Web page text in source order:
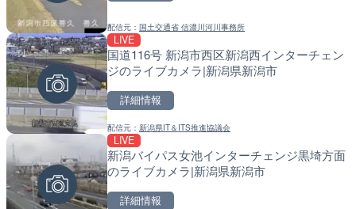
配信元：国土交通省 信濃川河川事務所
LIVE
国道116号 新潟市西区新潟西インターチェン
ジのライブカメラ|新潟県新潟市
詳細情報
配信元：新潟県IT＆ITS推進協議会
LIVE
新潟バイパス女池インターチェンジ黒埼方面
のライブカメラ|新潟県新潟市
詳細情報
配信元：美浜町
錦川 錦帯橋(錦帯橋のう飼
メラ|山口県岩国市
配信元：
ギャラリー雅から小町通
奈川県鎌倉市
配信元：国土交通省 北海道開発局
天塩川 岩尾内ダムのライ
別市
配信元：
東京都品川区南大井のラ
川区